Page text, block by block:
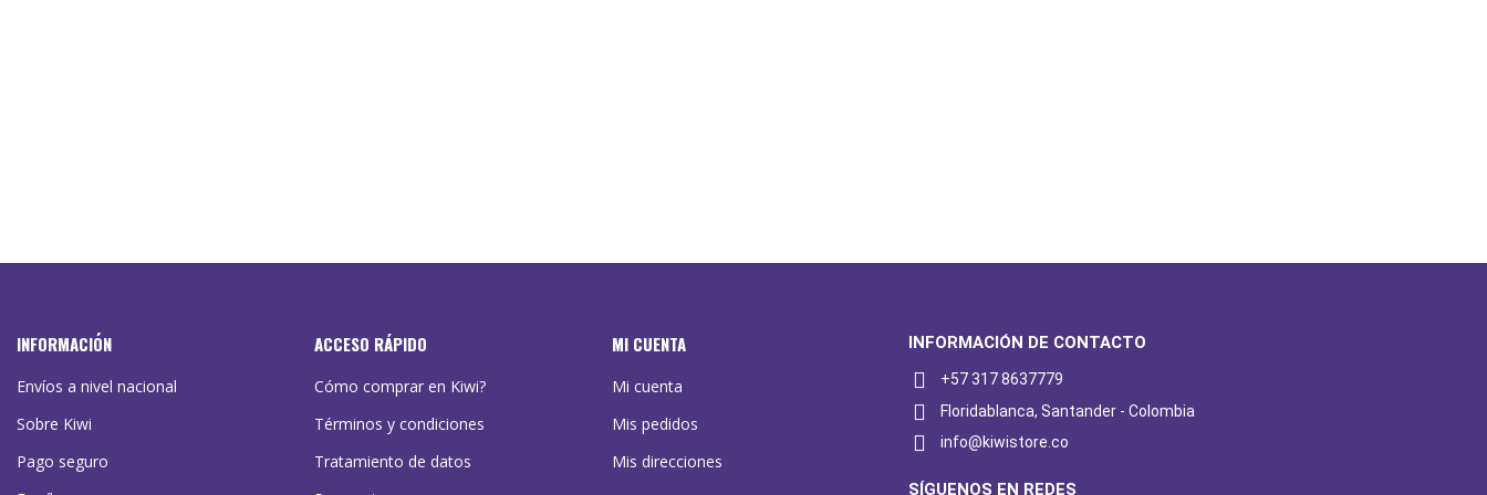
INFORMACIÓN
Envíos a nivel nacional
Sobre Kiwi
Pago seguro
ACCESO RÁPIDO
Cómo comprar en Kiwi?
Términos y condiciones
Tratamiento de datos
MI CUENTA
Mi cuenta
Mis pedidos
Mis direcciones
INFORMACIÓN DE CONTACTO
+57 317 8637779
Floridablanca, Santander - Colombia
info@kiwistore.co
SÍGUENOS EN REDES